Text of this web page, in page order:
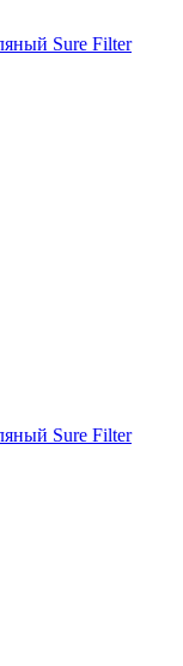
Sure Filter
Sure Filter